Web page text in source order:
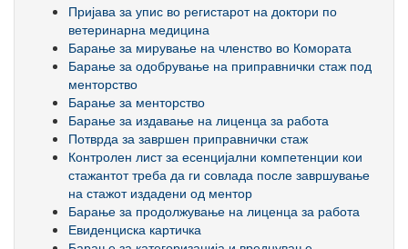
Пријава за упис во регистарот на доктори по
ветеринарна медицина
Барање за мирување на членство во Комората
Барање за одобрување на приправнички стаж под
менторство
Барање за менторство
Барање за издавање на лиценца за работа
Потврда за завршен приправнички стаж
Контролен лист за есенцијални компетенции кои
стажантот треба да ги совлада после завршување
на стажот издадени од ментор
Барање за продолжување на лиценца за работа
Евиденциска картичка